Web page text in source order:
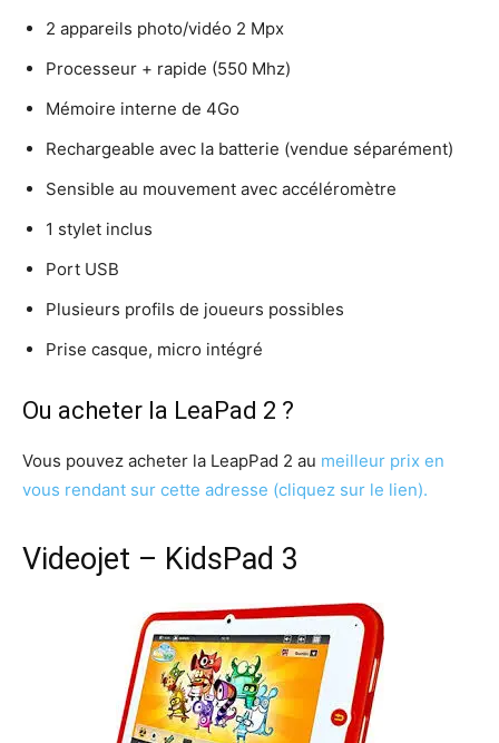
2 appareils photo/vidéo 2 Mpx
Processeur + rapide (550 Mhz)
Mémoire interne de 4Go
Rechargeable avec la batterie (vendue séparément)
Sensible au mouvement avec accéléromètre
1 stylet inclus
Port USB
Plusieurs profils de joueurs possibles
Prise casque, micro intégré
Ou acheter la LeaPad 2 ?
Vous pouvez acheter la LeapPad 2 au meilleur prix en
vous rendant sur cette adresse (cliquez sur le lien).
Videojet – KidsPad 3